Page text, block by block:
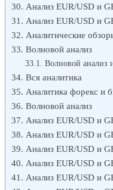
Анализ EUR/USD и
Анализ EUR/USD и
Аналитические
Волновой анализ
Волновой анализ
Вся аналитика
Аналитика форекс и
Волновой анализ
Анализ EUR/USD и
Анализ EUR/USD и
Анализ EUR/USD и
Анализ EUR/USD и
Анализ EUR/USD и